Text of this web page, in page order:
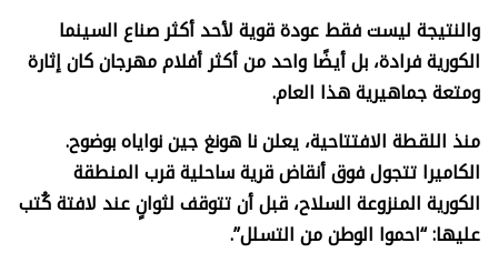
والنتيجة ليست فقط عودة قوية لأحد أكثر صناع السينما
الكورية فرادة، بل أيضًا واحد من أكثر أفلام مهرجان كان إثارة
ومتعة جماهيرية هذا العام.
منذ اللقطة الافتتاحية، يعلن نا هونغ جين نواياه بوضوح.
الكاميرا تتجول فوق أنقاض قرية ساحلية قرب المنطقة
الكورية المنزوعة السلاح، قبل أن تتوقف لثوانٍ عند لافتة كُتب
عليها: “احموا الوطن من التسلل”.